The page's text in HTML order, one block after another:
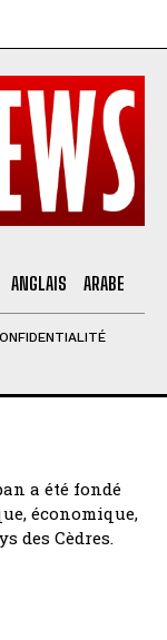
ANGLAIS ARABE
a été fondé
économique,
des Cèdres.